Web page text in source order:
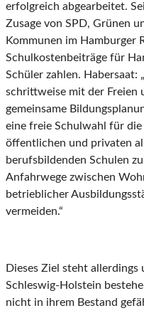
erfolgreich abgearbeitet.
Zusage von SPD, Grünen
Kommunen im Hamburger
Schulkostenbeiträge für
Schüler zahlen. Habersaat:
schrittweise mit der Freien
gemeinsame
eine freie Schulwahl für
öffentlichen und privaten
berufsbildenden Schulen
Anfahrwege zwischen
betrieblicher
vermeiden.“
Dieses Ziel steht allerdings
Schleswig-Holstein
nicht in ihrem Bestand